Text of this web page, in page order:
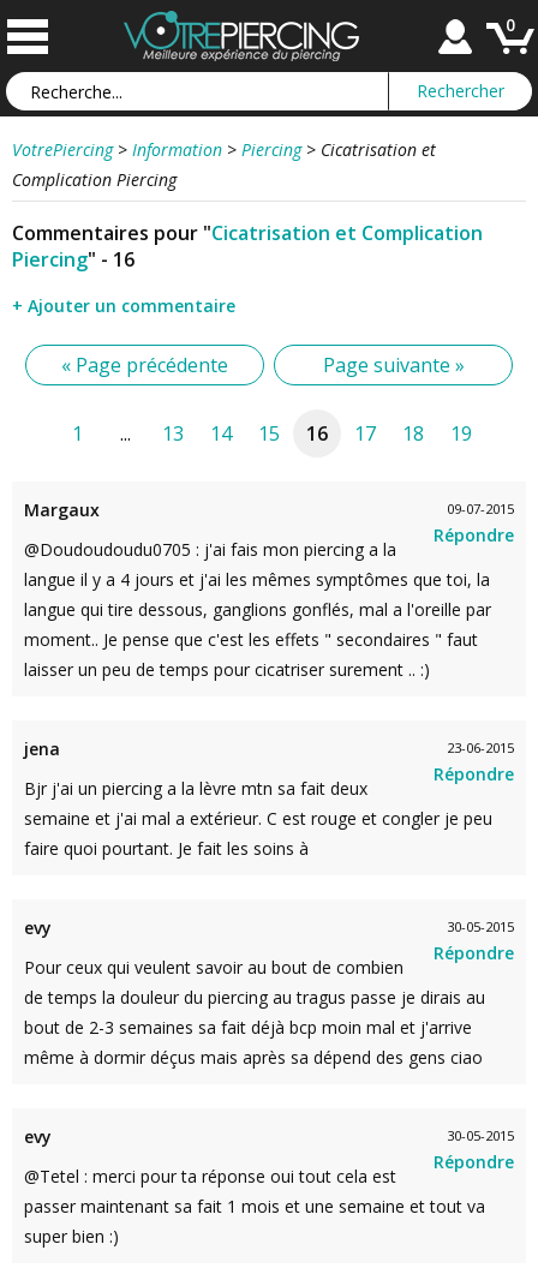
0
VotrePiercing > Information > Piercing > Cicatrisation et
Complication Piercing
Commentaires pour "Cicatrisation et Complication
Piercing" - 16
+ Ajouter un commentaire
« Page précédente Page suivante »
1 ... 13 14 15 16 17 18 19
09-07-2015
Répondre
Margaux
@Doudoudoudu0705 : j'ai fais mon piercing a la
langue il y a 4 jours et j'ai les mêmes symptômes que toi, la
langue qui tire dessous, ganglions gonflés, mal a l'oreille par
moment.. Je pense que c'est les effets " secondaires " faut
laisser un peu de temps pour cicatriser surement .. :)
23-06-2015
Répondre
jena
Bjr j'ai un piercing a la lèvre mtn sa fait deux
semaine et j'ai mal a extérieur. C est rouge et congler je peu
faire quoi pourtant. Je fait les soins à
30-05-2015
Répondre
evy
Pour ceux qui veulent savoir au bout de combien
de temps la douleur du piercing au tragus passe je dirais au
bout de 2-3 semaines sa fait déjà bcp moin mal et j'arrive
même à dormir déçus mais après sa dépend des gens ciao
30-05-2015
Répondre
evy
@Tetel : merci pour ta réponse oui tout cela est
passer maintenant sa fait 1 mois et une semaine et tout va
super bien :)